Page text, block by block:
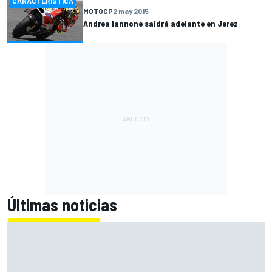
MOTOGP2 may 2015
Andrea Iannone saldrá adelante en Jerez
Últimas noticias